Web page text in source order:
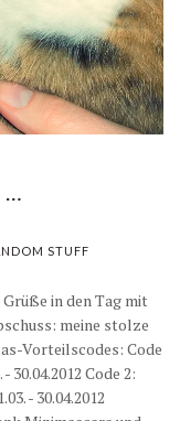
STUFF
in den Tag mit
meine stolze
Vorteilscodes: Code
30.04.2012 Code 2:
- 30.04.2012